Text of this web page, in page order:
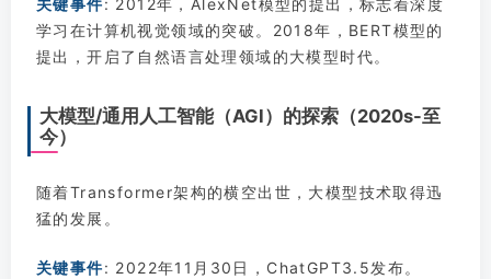
关键事件: 2012年，AlexNet模型的提出，标志着深度
学习在计算机视觉领域的突破。2018年，BERT模型的
提出，开启了自然语言处理领域的大模型时代。
大模型/通用人工智能（AGI）的探索（2020s-至
今）
随着Transformer架构的横空出世，大模型技术取得迅
猛的发展。
关键事件: 2022年11月30日，ChatGPT3.5发布。